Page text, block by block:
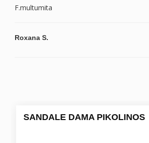
F.multumita
Roxana S.
SANDALE DAMA PIKOLINOS